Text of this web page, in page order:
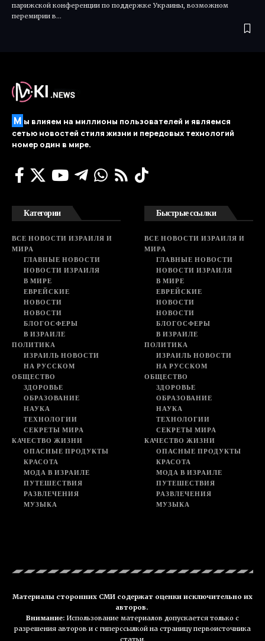
парижской конференции по поддержке Украины, возможном
перемирии в…
М ы влияем на миллионы пользователей и являемся
сетью новостей стиля жизни и передовых технологий
номер один в мире.
Категории
ВСЕ НОВОСТИ ИЗРАИЛЯ И
МИРА
ГЛАВНЫЕ НОВОСТИ
НОВОСТИ ИЗРАИЛЯ
В МИРЕ
ЕВРЕЙСКИЕ
НОВОСТИ
НОВОСТИ
БЛОГОСФЕРЫ
В ИЗРАИЛЕ
ПОЛИТИКА
ИЗРАИЛЬ НОВОСТИ
НА РУССКОМ
ОБЩЕСТВО
ЗДОРОВЬЕ
ОБРАЗОВАНИЕ
НАУКА
ТЕХНОЛОГИИ
СЕКРЕТЫ МИРА
КАЧЕСТВО ЖИЗНИ
ОПАСНЫЕ ПРОДУКТЫ
КРАСОТА
МОДА В ИЗРАИЛЕ
ПУТЕШЕСТВИЯ
РАЗВЛЕЧЕНИЯ
МУЗЫКА
Быстрые ссылки
ВСЕ НОВОСТИ ИЗРАИЛЯ И
МИРА
ГЛАВНЫЕ НОВОСТИ
НОВОСТИ ИЗРАИЛЯ
В МИРЕ
ЕВРЕЙСКИЕ
НОВОСТИ
НОВОСТИ
БЛОГОСФЕРЫ
В ИЗРАИЛЕ
ПОЛИТИКА
ИЗРАИЛЬ НОВОСТИ
НА РУССКОМ
ОБЩЕСТВО
ЗДОРОВЬЕ
ОБРАЗОВАНИЕ
НАУКА
ТЕХНОЛОГИИ
СЕКРЕТЫ МИРА
КАЧЕСТВО ЖИЗНИ
ОПАСНЫЕ ПРОДУКТЫ
КРАСОТА
МОДА В ИЗРАИЛЕ
ПУТЕШЕСТВИЯ
РАЗВЛЕЧЕНИЯ
МУЗЫКА
Материалы сторонних СМИ содержат оценки исключительно их
авторов.
Внимание: Использование материалов допускается только с
разрешения авторов и с гиперссылкой на страницу первоисточника